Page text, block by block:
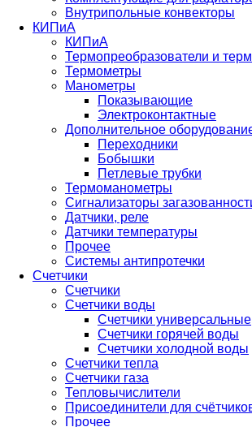
Внутрипольные конвекторы
КИПиА
КИПиА
Термопреобразователи и
Термометры
Манометры
Показывающие
Электроконтактные
Дополнительное
Переходники
Бобышки
Петлевые трубки
Термоманометры
Сигнализаторы
Датчики, реле
Датчики температуры
Прочее
Системы антипротечки
Счетчики
Счетчики
Счетчики воды
Счетчики универсальные
Счетчики горячей воды
Счетчики холодной воды
Счетчики тепла
Счетчики газа
Тепловычислители
Присоединители для
Прочее